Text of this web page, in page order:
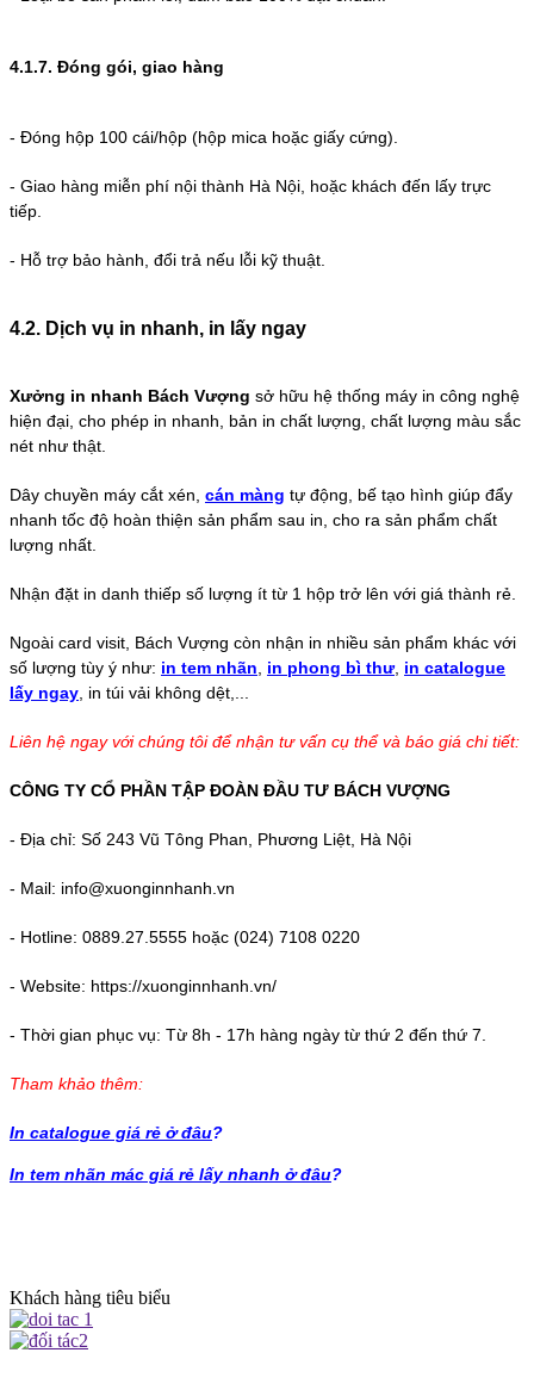
4.1.7. Đóng gói, giao hàng
- Đóng hộp 100 cái/hộp (hộp mica hoặc giấy cứng).
- Giao hàng miễn phí nội thành Hà Nội, hoặc khách đến lấy trực
tiếp.
- Hỗ trợ bảo hành, đổi trả nếu lỗi kỹ thuật.
4.2. Dịch vụ in nhanh, in lấy ngay
Xưởng in nhanh Bách Vượng sở hữu hệ thống máy in công nghệ
hiện đại, cho phép in nhanh, bản in chất lượng, chất lượng màu sắc
nét như thật.
Dây chuyền máy cắt xén, cán màng tự động, bế tạo hình giúp đẩy
nhanh tốc độ hoàn thiện sản phẩm sau in, cho ra sản phẩm chất
lượng nhất.
Nhận đặt in danh thiếp số lượng ít từ 1 hộp trở lên với giá thành rẻ.
Ngoài card visit, Bách Vượng còn nhận in nhiều sản phẩm khác với
số lượng tùy ý như: in tem nhãn in phong bì thư, in catalogue
lấy ngay , in túi vải không dệt,...
Liên hệ ngay với chúng tôi để nhận tư vấn cụ thể và báo giá chi tiết:
CÔNG TY CỔ PHẦN TẬP ĐOÀN ĐẦU TƯ BÁCH VƯỢNG
- Địa chỉ: Số 243 Vũ Tông Phan, Phương Liệt, Hà Nội
- Mail: info@xuonginnhanh.vn
- Hotline: 0889.27.5555 hoặc (024) 7108 0220
- Website: https://xuonginnhanh.vn/
- Thời gian phục vụ: Từ 8h - 17h hàng ngày từ thứ 2 đến thứ 7.
Tham khảo thêm:
In catalogue giá rẻ ở đâu?
In tem nhãn mác giá rẻ lấy nhanh ở đâu?
Khách hàng tiêu biểu